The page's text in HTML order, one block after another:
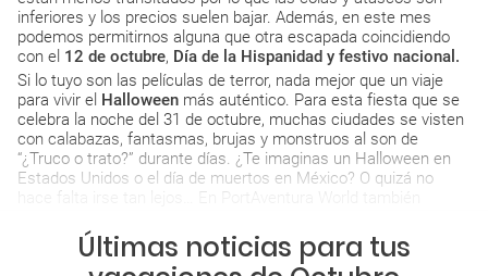
inferiores y los precios suelen bajar. Además, en este mes
podemos permitirnos alguna que otra escapada coincidiendo
con el 12 de octubre, Día de la Hispanidad y festivo nacional.
Si lo tuyo son las películas de terror, nada mejor que un viaje
para vivir el Halloween más auténtico. Para esta fiesta que se
celebra la noche del 31 de octubre, muchas ciudades se visten
con calabazas, fantasmas, brujas y monstruos al son de
“¿Truco o trato?” durante días. ¿Te imaginas un Halloween en
Estados Unidos o el día de muertos en México? O quizá no
hace falta irse tan lejos… En PortAventura World también
familia o, si lo prefieres, desconectar en un hotel de playa
tematizado para la ocasión. Además, el 1 de noviembre, el día
Últimas noticias para tus